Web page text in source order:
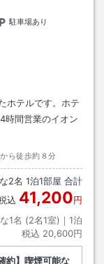
駐車場あり
ホテルです。ホテ
時間営業のイオン
ら徒歩約８分
2名 1泊1部屋 合計
込 41,200円
1名 (2名1室)｜ 1泊
税込 20,600円
約】喫煙可能な